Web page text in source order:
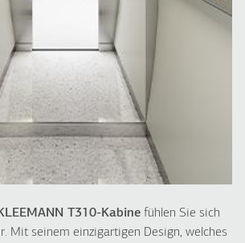
KLEEMANN T310-Kabine fühlen Sie sich
Mit seinem einzigartigen Design, welches